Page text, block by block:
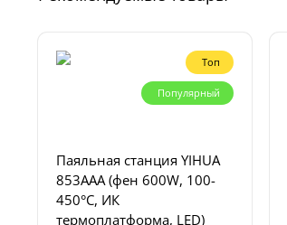
Топ
Популярный
Паяльная станция YIHUA
853AAA (фен 600W, 100-
450°C, ИК
термоплатформа, LED)